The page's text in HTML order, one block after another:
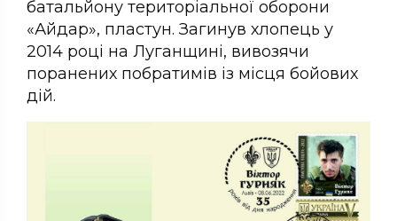
батальйону територіальної оборони
«Айдар», пластун. Загинув хлопець у
2014 році на Луганщині, вивозячи
поранених побратимів із місця бойових
дій.